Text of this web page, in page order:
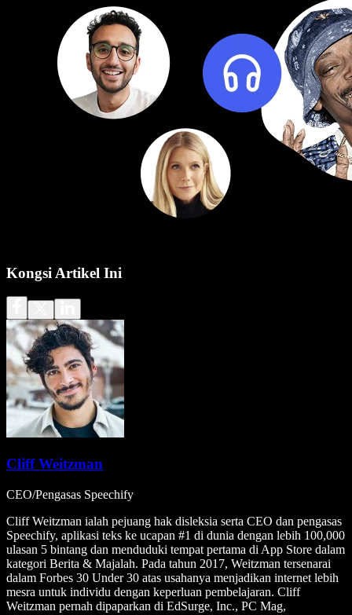
Kongsi Artikel Ini
Cliff Weitzman
CEO/Pengasas Speechify
Cliff Weitzman ialah pejuang hak disleksia serta CEO dan pengasas
Speechify, aplikasi teks ke ucapan #1 di dunia dengan lebih 100,000
ulasan 5 bintang dan menduduki tempat pertama di App Store dalam
kategori Berita & Majalah. Pada tahun 2017, Weitzman tersenarai
dalam Forbes 30 Under 30 atas usahanya menjadikan internet lebih
mesra untuk individu dengan keperluan pembelajaran. Cliff
Weitzman pernah dipaparkan di EdSurge, Inc., PC Mag,